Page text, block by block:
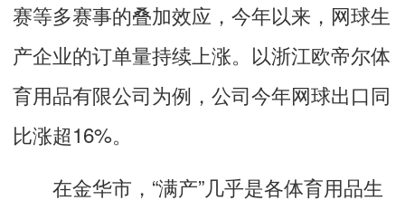
赛等多赛事的叠加效应，今年以来，网球生
产企业的订单量持续上涨。以浙江欧帝尔体
育用品有限公司为例，公司今年网球出口同
比涨超16%。
在金华市，“满产”几乎是各体育用品生